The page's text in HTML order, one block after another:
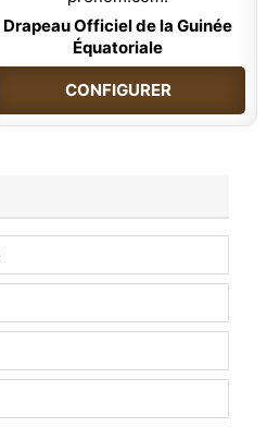
Drapeau Officiel de la Guinée
Équatoriale
CONFIGURER